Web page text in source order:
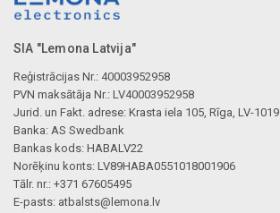
Mākslīgā intelekta apraksts
SIA "Lemona Latvija"
Reģistrācijas Nr.: 40003952958
PVN maksātāja Nr.: LV40003952958
Jurid. un Fakt. adrese: Krasta iela 105, Rīga, LV-1019
Banka: AS Swedbank
Bankas kods: HABALV22
Norēķinu konts: LV89HABA0551018001906
Tālr. nr.: +371 67605495
E-pasts: atbalsts@lemona.lv